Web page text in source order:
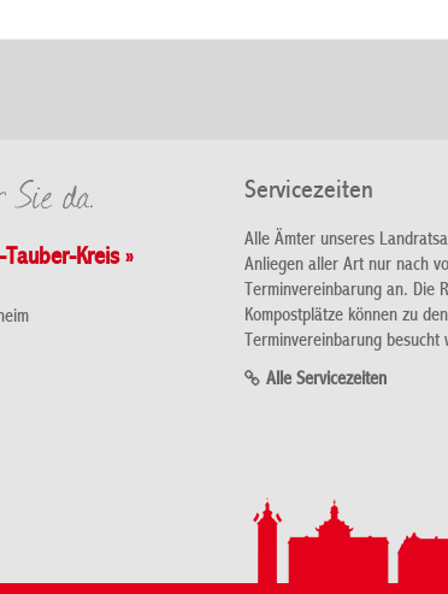
Kreis »
Servicezeiten
Alle Ämter unseres
Anliegen aller Art nur nach
Terminvereinbarung an. Die
Kompostplätze können zu
Terminvereinbarung besucht
Alle Servicezeiten